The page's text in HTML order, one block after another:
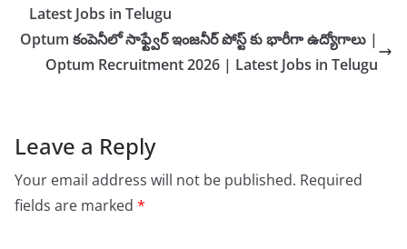
Latest Jobs in Telugu
Optum కంపెనీలో సాఫ్ట్వేర్ ఇంజనీర్ పోస్ట్ కు భారీగా ఉద్యోగాలు |
Optum Recruitment 2026 | Latest Jobs in Telugu
Leave a Reply
Your email address will not be published. Required
fields are marked *